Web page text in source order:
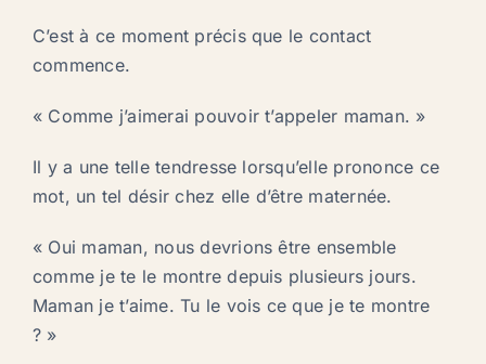
C’est à ce moment précis que le contact
commence.
« Comme j’aimerai pouvoir t’appeler maman. »
Il y a une telle tendresse lorsqu’elle prononce ce
mot, un tel désir chez elle d’être maternée.
« Oui maman, nous devrions être ensemble
comme je te le montre depuis plusieurs jours.
Maman je t’aime. Tu le vois ce que je te montre
? »